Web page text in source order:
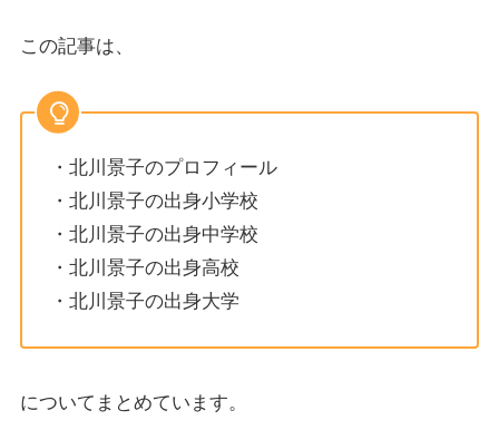
この記事は、
・北川景子のプロフィール
・北川景子の出身小学校
・北川景子の出身中学校
・北川景子の出身高校
・北川景子の出身大学
についてまとめています。